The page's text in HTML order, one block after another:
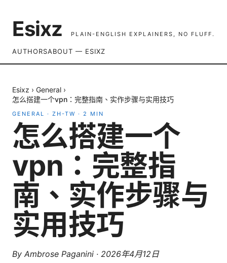
Esixz PLAIN-ENGLISH EXPLAINERS, NO FLUFF.
AUTHORSABOUT — ESIXZ
Esixz › General ›
怎么搭建一个vpn：完整指南、实作步骤与实用技巧
GENERAL · ZH-TW · 2 MIN
怎么搭建一个
vpn：完整指
南、实作步骤与
实用技巧
By Ambrose Paganini · 2026年4月12日